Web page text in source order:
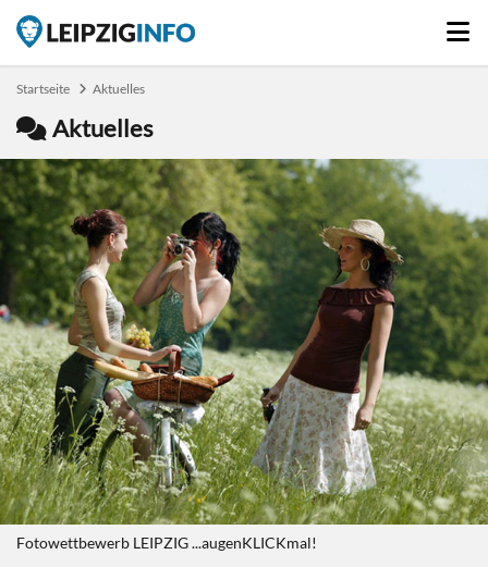
Startseite Aktuelles
Aktuelles
Fotowettbewerb LEIPZIG ...augenKLICKmal!